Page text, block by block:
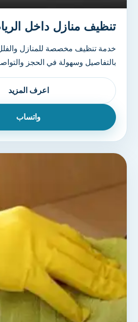
تنظيف منازل داخل
خدمة تنظيف مخصصة للمنازل
بالتفاصيل وسهولة في الحجز
اعرف المزيد
واتساب